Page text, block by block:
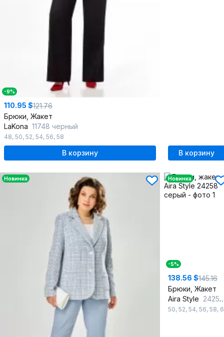
-9%
110.95 $121.76
Брюки, Жакет
LaKona 11748 черный
48, 50, 52, 54, 56, 58
В корзину В корзину
Новинка Новинка
-5%
138.56 $145.16
Брюки, Жакет
Aira Style 24258 серый
50, 52, 54, 56, 58,